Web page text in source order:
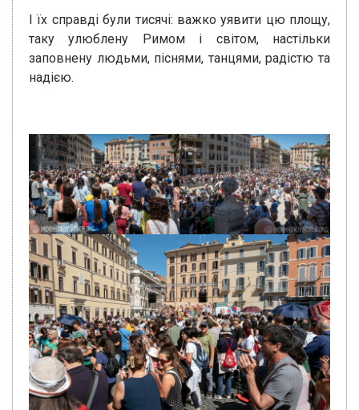
І їх справді були тисячі: важко уявити цю площу,
таку улюблену Римом і світом, настільки
заповнену людьми, піснями, танцями, радістю та
надією.